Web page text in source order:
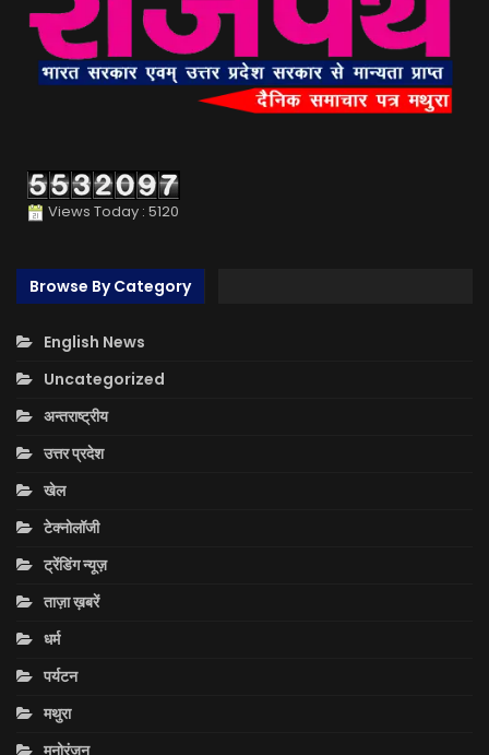
Views Today : 5120
Browse By Category
English News
Uncategorized
अन्तराष्ट्रीय
उत्तर प्रदेश
खेल
टेक्नोलॉजी
ट्रेंडिंग न्यूज़
ताज़ा ख़बरें
धर्म
पर्यटन
मथुरा